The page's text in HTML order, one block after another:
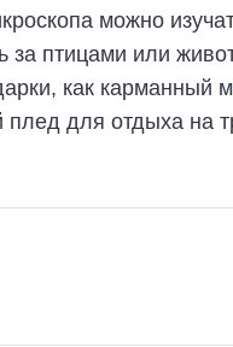
можно
за птицами или
как
плед для отдыха на